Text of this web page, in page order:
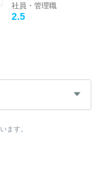
社員・管理職
2.5
ます。